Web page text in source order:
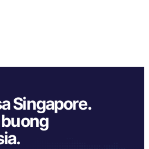
Singapore.